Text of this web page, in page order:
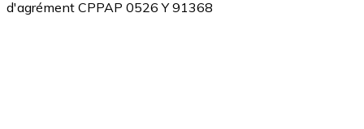
d'agrément CPPAP 0526 Y 91368